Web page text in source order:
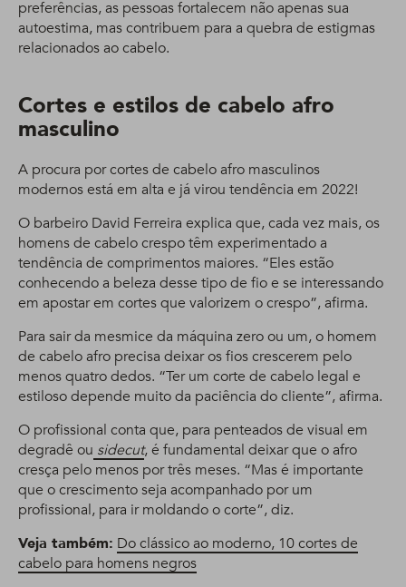
preferências, as pessoas fortalecem não apenas sua
autoestima, mas contribuem para a quebra de estigmas
relacionados ao cabelo.
Cortes e estilos de cabelo afro
masculino
A procura por cortes de cabelo afro masculinos
modernos está em alta e já virou tendência em 2022!
O barbeiro David Ferreira explica que, cada vez mais, os
homens de cabelo crespo têm experimentado a
tendência de comprimentos maiores. “Eles estão
conhecendo a beleza desse tipo de fio e se interessando
em apostar em cortes que valorizem o crespo”, afirma.
Para sair da mesmice da máquina zero ou um, o homem
de cabelo afro precisa deixar os fios crescerem pelo
menos quatro dedos. “Ter um corte de cabelo legal e
estiloso depende muito da paciência do cliente”, afirma.
O profissional conta que, para penteados de visual em
degradê ou sidecut, é fundamental deixar que o afro
cresça pelo menos por três meses. “Mas é importante
que o crescimento seja acompanhado por um
profissional, para ir moldando o corte”, diz.
Veja também: Do clássico ao moderno, 10 cortes de
cabelo para homens negros